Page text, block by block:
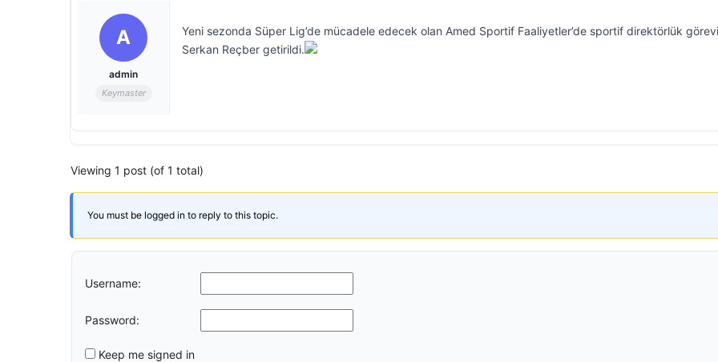
A
admin
Keymaster
Yeni sezonda Süper Lig’de mücadele edecek olan Amed Sportif Faaliyetler’de sportif direktörlük
Serkan Reçber getirildi.
Viewing 1 post (of 1 total)
You must be logged in to reply to this topic.
Username:
Password:
Keep me signed in